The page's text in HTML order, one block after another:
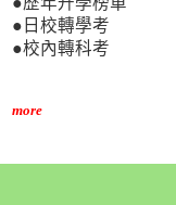
●日校轉學考
●校內轉科考
more